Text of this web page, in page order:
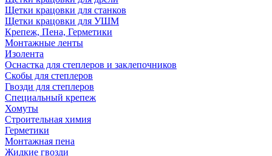
Щетки крацовки для станков
Щетки крацовки для УШМ
Крепеж, Пена, Герметики
Монтажные ленты
Изолента
Оснастка для степлеров и заклепочников
Скобы для степлеров
Гвозди для степлеров
Специальный крепеж
Хомуты
Строительная химия
Герметики
Монтажная пена
Жидкие гвозди